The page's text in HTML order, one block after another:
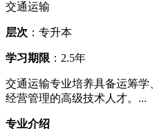
交通运输
层次 ：专升本
学习期限 ：2.5年
交通运输专业培养具备运筹学
经营管理的高级技术人才。...
专业介绍